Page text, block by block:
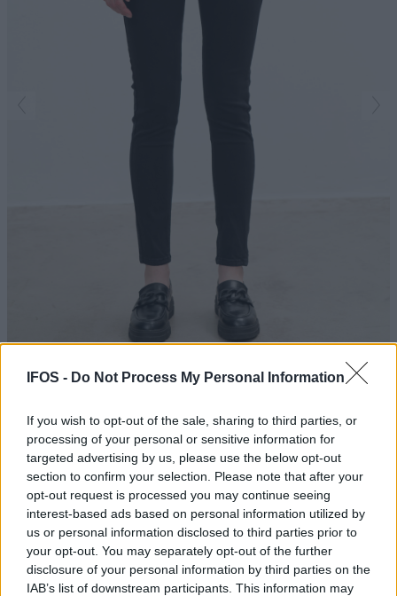
IFOS - Do Not Process My Personal Information
If you wish to opt-out of the sale, sharing to third parties, or
processing of your personal or sensitive information for
targeted advertising by us, please use the below opt-out
section to confirm your selection. Please note that after your
opt-out request is processed you may continue seeing
interest-based ads based on personal information utilized by
us or personal information disclosed to third parties prior to
your opt-out. You may separately opt-out of the further
disclosure of your personal information by third parties on the
IAB’s list of downstream participants. This information may
Tap to expand
Παντελόνι σε ίσια γραμμή -